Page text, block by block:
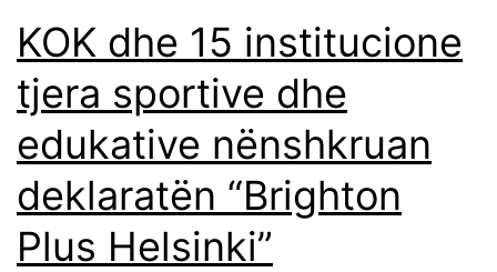
KOK dhe 15 institucione
tjera sportive dhe
edukative nënshkruan
deklaratën “Brighton
Plus Helsinki”